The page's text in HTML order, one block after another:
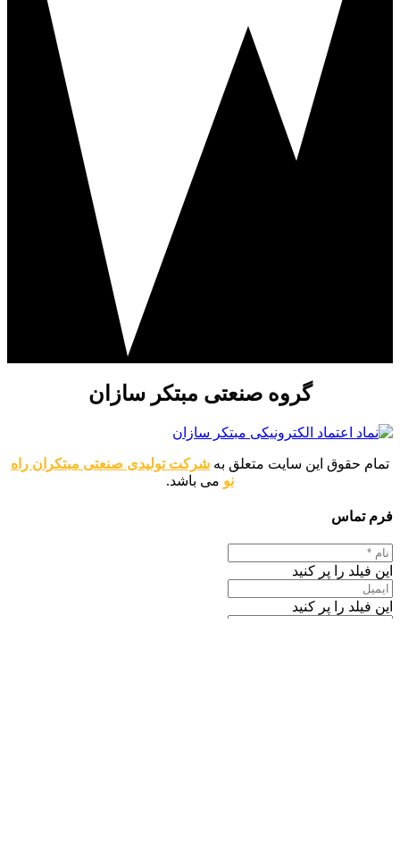
گروه صنعتی مبتکر سازان
تمام حقوق این سایت متعلق به شرکت تولیدی صنعتی مبتکران راه
نو می باشد.
فرم تماس
این فیلد را پر کنید
این فیلد را پر کنید